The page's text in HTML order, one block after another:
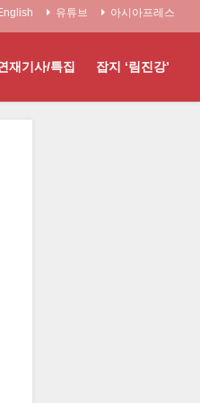
유튜브 아시아프레스
재기사/특집 잡지 ‘림진강’